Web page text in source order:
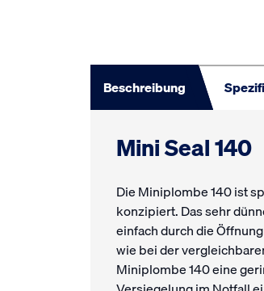
Beschreibung
Mini Seal 140
Die Miniplombe 140 ist
konzipiert. Das sehr
einfach durch die
wie bei der
Miniplombe 140 eine